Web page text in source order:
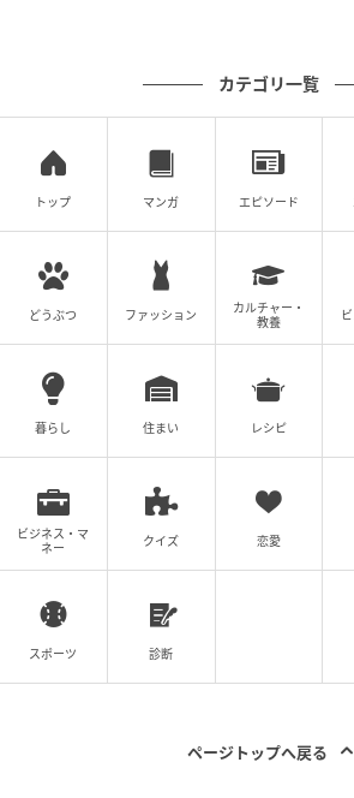
カテゴリ一覧
トップ マンガ エピソード
どうぶつ ファッション
カルチャー・
教養
暮らし 住まい レシピ
ビジネス・マ
ネー
クイズ 恋愛
スポーツ 診断
ページトップへ戻る